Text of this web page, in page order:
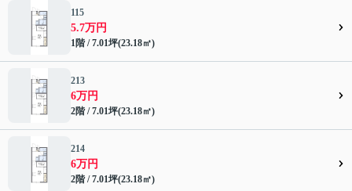
115
5.7万円
1階 / 7.01坪(23.18㎡)
213
6万円
2階 / 7.01坪(23.18㎡)
214
6万円
2階 / 7.01坪(23.18㎡)